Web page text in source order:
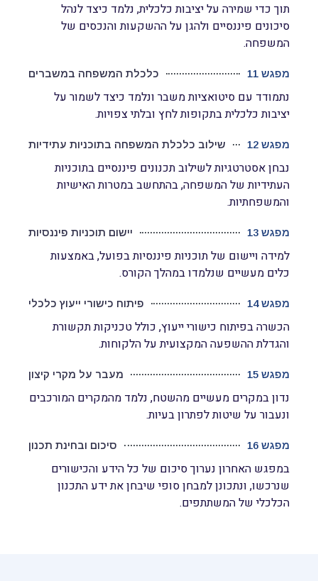
תוך כדי שמירה על יציבות כלכלית, נלמד כיצד לנהל
סיכונים פיננסיים ולהגן על ההשקעות והנכסים של
המשפחה.
מפגש 11 כלכלת המשפחה במשברים
נתמודד עם סיטואציות משבר ונלמד כיצד לשמור על
יציבות כלכלית בתקופות לחץ ובלתי צפויות.
מפגש 12 שילוב כלכלת המשפחה בתוכניות עתידיות
נבחן אסטרטגיות לשילוב תכנונים פיננסיים בתוכניות
העתידיות של המשפחה, בהתחשב במטרות האישיות
והמשפחתיות.
מפגש 13 יישום תוכניות פיננסיות
למידה ויישום של תוכניות פיננסיות בפועל, באמצעות
כלים מעשיים שנלמדו במהלך הקורס.
מפגש 14 פיתוח כישורי ייעוץ כלכלי
הכשרה בפיתוח כישורי ייעוץ, כולל טכניקות תקשורת
והגדלת ההשפעה המקצועית על הלקוחות.
מפגש 15 מעבר על מקרי קיצון
נדון במקרים מעשיים מהשטח, נלמד מהמקרים המורכבים
ונעבור על שיטות לפתרון בעיות.
מפגש 16 סיכום ובחינת תכנון
במפגש האחרון נערוך סיכום של כל הידע והכישורים
שנרכשו, ונתכונן למבחן סופי שיבחן את ידע התכנון
הכלכלי של המשתתפים.